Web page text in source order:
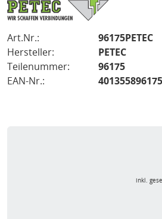
Art.Nr.:
96175PETEC
Hersteller:
PETEC
Teilenummer:
96175
EAN-Nr.:
inkl.